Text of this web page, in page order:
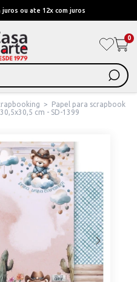
ou ate 12x com juros
0
>
Papel para scrapbook
cm - SD-1399